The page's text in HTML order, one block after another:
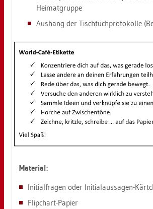
Hei­mat­grup­pe
Aus­hang der Tisch­tuch­pro­to­kol­le
Ma­te­ri­al:
In­iti­al­fra­gen oder In­iti­al­aus­sa­gen-
Flip­chart-Pa­pier